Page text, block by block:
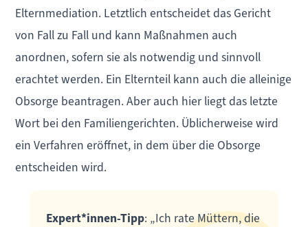
Elternmediation. Letztlich entscheidet das Gericht
von Fall zu Fall und kann Maßnahmen auch
anordnen, sofern sie als notwendig und sinnvoll
erachtet werden. Ein Elternteil kann auch die alleinige
Obsorge beantragen. Aber auch hier liegt das letzte
Wort bei den Familiengerichten. Üblicherweise wird
ein Verfahren eröffnet, in dem über die Obsorge
entscheiden wird.
Expert*innen-Tipp: „Ich rate Müttern, die